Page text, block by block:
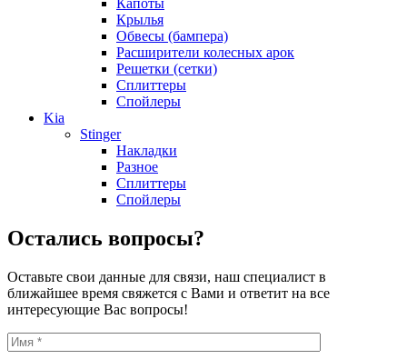
Капоты
Крылья
Обвесы (бампера)
Расширители колесных арок
Решетки (сетки)
Сплиттеры
Спойлеры
Kia
Stinger
Накладки
Разное
Сплиттеры
Спойлеры
Остались вопросы?
Оставьте свои данные для связи, наш специалист в
ближайшее время свяжется с Вами и ответит на все
интересующие Вас вопросы!